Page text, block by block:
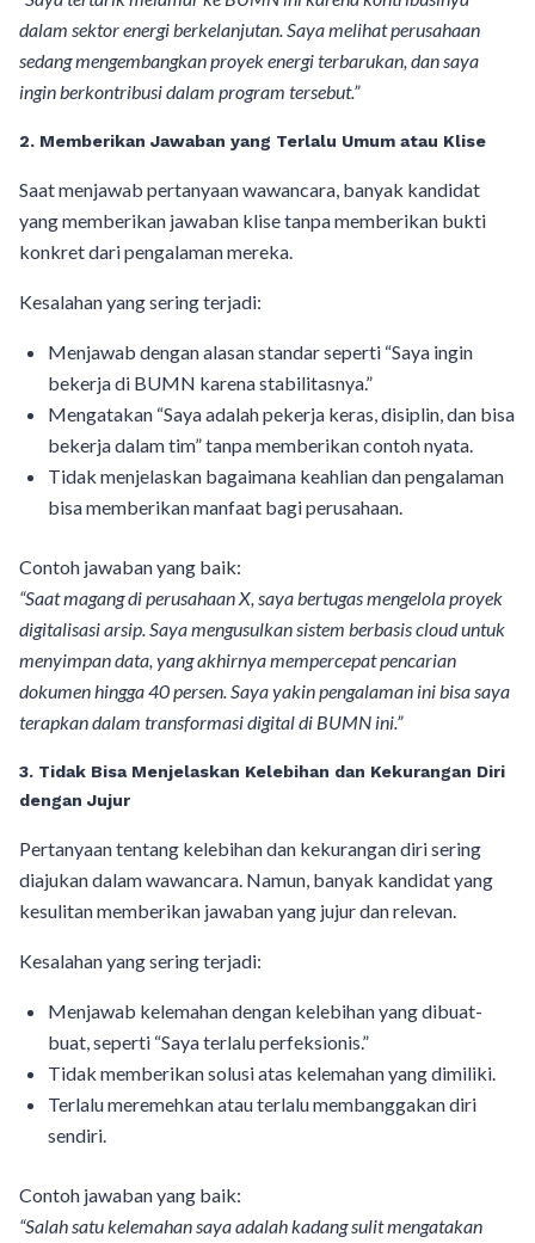
dalam sektor energi berkelanjutan. Saya melihat perusahaan
sedang mengembangkan proyek energi terbarukan, dan saya
ingin berkontribusi dalam program tersebut.”
2. Memberikan Jawaban yang Terlalu Umum atau Klise
Saat menjawab pertanyaan wawancara, banyak kandidat
yang memberikan jawaban klise tanpa memberikan bukti
konkret dari pengalaman mereka.
Kesalahan yang sering terjadi:
Menjawab dengan alasan standar seperti “Saya ingin
bekerja di BUMN karena stabilitasnya.”
Mengatakan “Saya adalah pekerja keras, disiplin, dan bisa
bekerja dalam tim” tanpa memberikan contoh nyata.
Tidak menjelaskan bagaimana keahlian dan pengalaman
bisa memberikan manfaat bagi perusahaan.
Contoh jawaban yang baik:
“Saat magang di perusahaan X, saya bertugas mengelola proyek
digitalisasi arsip. Saya mengusulkan sistem berbasis cloud untuk
menyimpan data, yang akhirnya mempercepat pencarian
dokumen hingga 40 persen. Saya yakin pengalaman ini bisa saya
terapkan dalam transformasi digital di BUMN ini.”
3. Tidak Bisa Menjelaskan Kelebihan dan Kekurangan Diri
dengan Jujur
Pertanyaan tentang kelebihan dan kekurangan diri sering
diajukan dalam wawancara. Namun, banyak kandidat yang
kesulitan memberikan jawaban yang jujur dan relevan.
Kesalahan yang sering terjadi:
Menjawab kelemahan dengan kelebihan yang dibuat-
buat, seperti “Saya terlalu perfeksionis.”
Tidak memberikan solusi atas kelemahan yang dimiliki.
Terlalu meremehkan atau terlalu membanggakan diri
sendiri.
Contoh jawaban yang baik:
“Salah satu kelemahan saya adalah kadang sulit mengatakan